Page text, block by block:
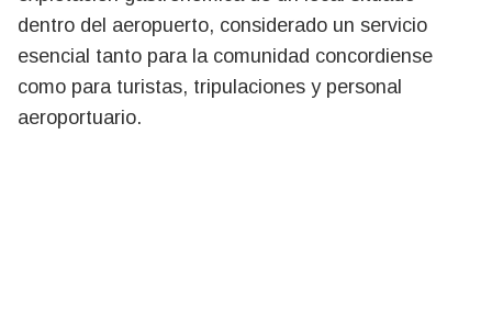
dentro del aeropuerto, considerado un servicio
esencial tanto para la comunidad concordiense
como para turistas, tripulaciones y personal
aeroportuario.